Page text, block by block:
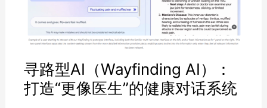
寻路型AI（Wayfinding AI）：
打造“更像医生”的健康对话系统